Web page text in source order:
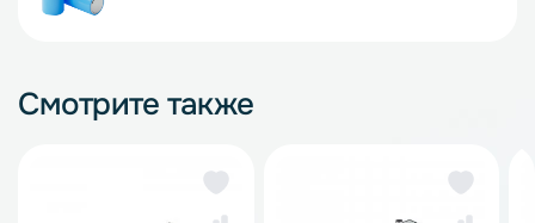
Смотрите также